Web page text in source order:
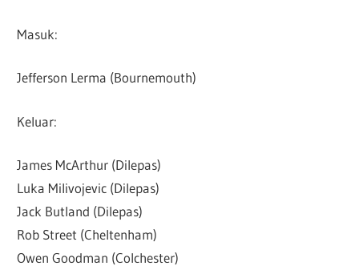
Masuk:
Jefferson Lerma (Bournemouth)
Keluar:
James McArthur (Dilepas)
Luka Milivojevic (Dilepas)
Jack Butland (Dilepas)
Rob Street (Cheltenham)
Owen Goodman (Colchester)